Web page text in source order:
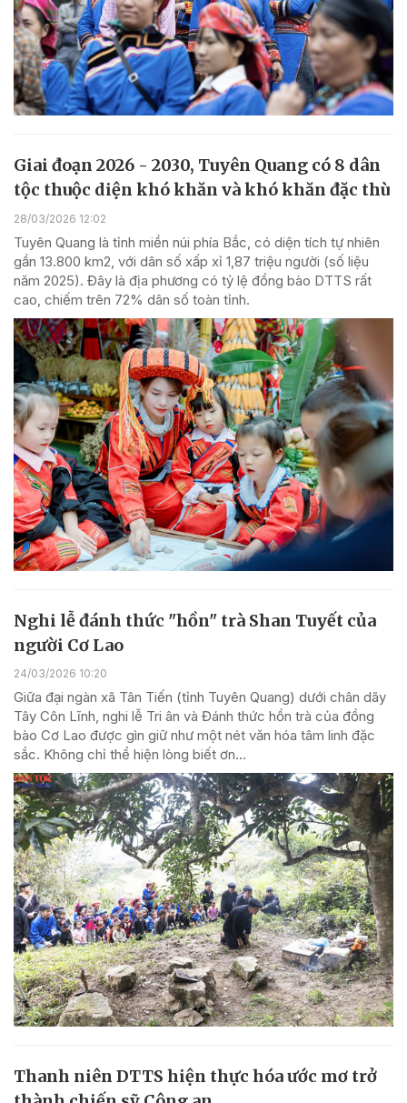
Giai đoạn 2026 - 2030, Tuyên Quang có 8 dân
tộc thuộc diện khó khăn và khó khăn đặc thù
28/03/2026 12:02
Tuyên Quang là tỉnh miền núi phía Bắc, có diện tích tự nhiên
gần 13.800 km2, với dân số xấp xỉ 1,87 triệu người (số liệu
năm 2025). Đây là địa phương có tỷ lệ đồng bào DTTS rất
cao, chiếm trên 72% dân số toàn tỉnh.
Nghi lễ đánh thức "hồn" trà Shan Tuyết của
người Cơ Lao
24/03/2026 10:20
Giữa đại ngàn xã Tân Tiến (tỉnh Tuyên Quang) dưới chân dãy
Tây Côn Lĩnh, nghi lễ Tri ân và Đánh thức hồn trà của đồng
bào Cơ Lao được gìn giữ như một nét văn hóa tâm linh đặc
sắc. Không chỉ thể hiện lòng biết ơn...
Thanh niên DTTS hiện thực hóa ước mơ trở